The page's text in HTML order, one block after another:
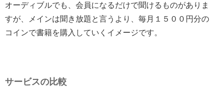
オーディブルでも、会員になるだけで聞けるものがありま
すが、メインは聞き放題と言うより、毎月１５００円分の
コインで書籍を購入していくイメージです。
サービスの比較